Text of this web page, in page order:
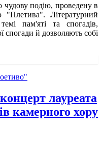
подію, проведену в
"Плетива". Літературний
пам'яті та спогадів,
спогади й дозволяють собі
лауреата
камерного хору